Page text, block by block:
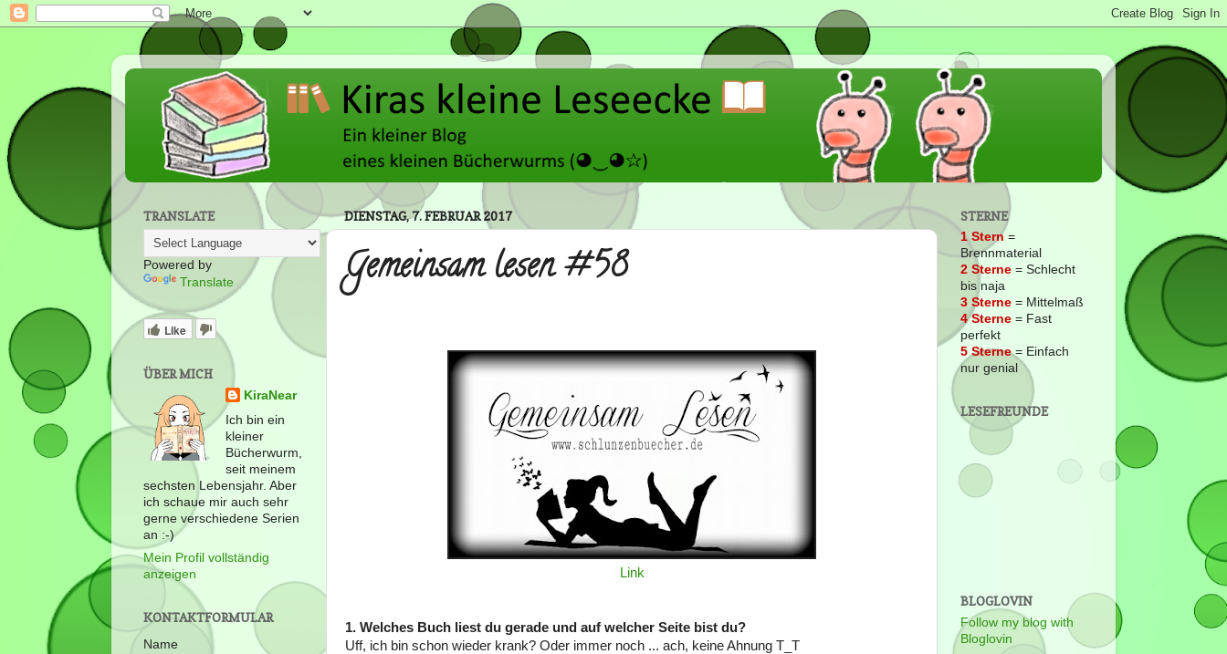
DIENSTAG, 7. FEBRUAR 2017
Gemeinsam lesen #58
Link
1. Welches Buch liest du gerade und auf welcher Seite bist du?
Uff, ich bin schon wieder krank? Oder immer noch ... ach, keine Ahnung T_T
TRANSLATE
Powered by
Translate
Like
ÜBER MICH
KiraNear
Ich bin ein
kleiner
Bücherwurm,
seit meinem
sechsten Lebensjahr. Aber
ich schaue mir auch sehr
gerne verschiedene Serien
an :-)
Mein Profil vollständig
anzeigen
KONTAKTFORMULAR
Name
STERNE
1 Stern =
Brennmaterial
2 Sterne = Schlecht
bis naja
3 Sterne = Mittelmaß
4 Sterne = Fast
perfekt
5 Sterne= Einfach
nur genial
LESEFREUNDE
BLOGLOVIN
Follow my blog with
Bloglovin